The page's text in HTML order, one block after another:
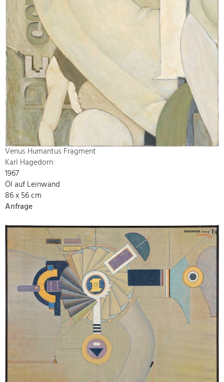
Venus Humantus Fragment
Karl Hagedorn
1967
Öl auf Leinwand
86 x 56 cm
Anfrage